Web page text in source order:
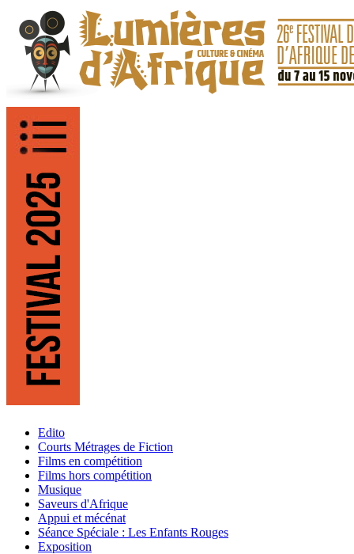
Edito
Courts Métrages de Fiction
Films en compétition
Films hors compétition
Musique
Saveurs d'Afrique
Appui et mécénat
Séance Spéciale : Les Enfants Rouges
Exposition